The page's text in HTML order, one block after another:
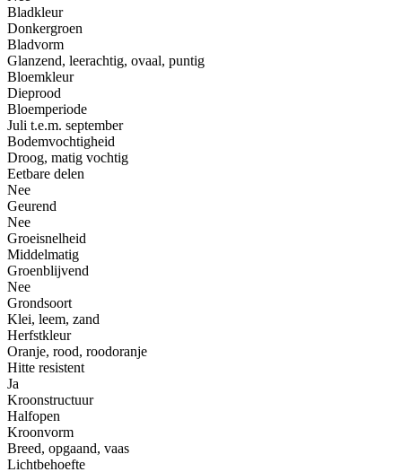
Bladkleur
Donkergroen
Bladvorm
Glanzend, leerachtig, ovaal, puntig
Bloemkleur
Dieprood
Bloemperiode
Juli t.e.m. september
Bodemvochtigheid
Droog, matig vochtig
Eetbare delen
Nee
Geurend
Nee
Groeisnelheid
Middelmatig
Groenblijvend
Nee
Grondsoort
Klei, leem, zand
Herfstkleur
Oranje, rood, roodoranje
Hitte resistent
Ja
Kroonstructuur
Halfopen
Kroonvorm
Breed, opgaand, vaas
Lichtbehoefte